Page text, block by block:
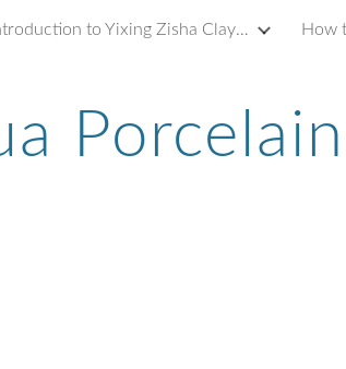
Skip to navigation
Introduction to Yixing Zisha Clay Teapot
Porcelain